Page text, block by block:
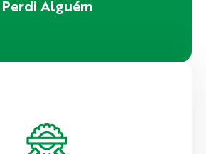
Perdi Alguém